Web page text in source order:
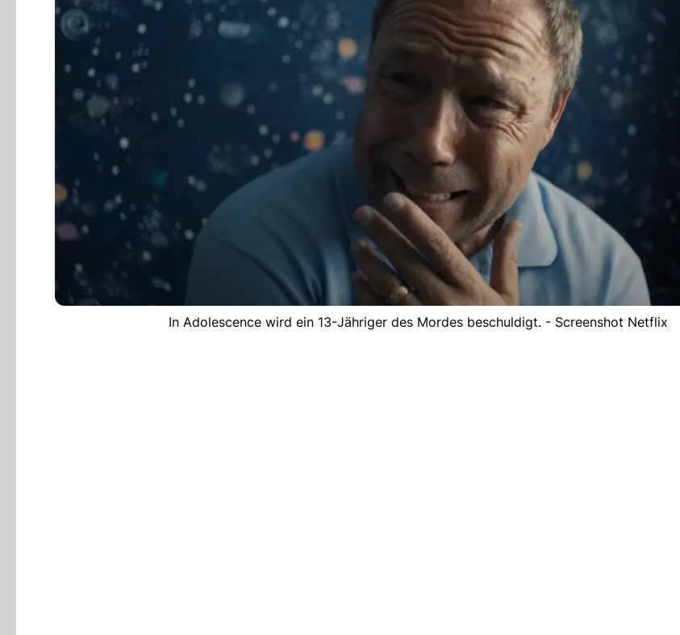
In Adolescence wird ein 13-Jähriger des Mordes beschuldigt. - Screenshot Netflix